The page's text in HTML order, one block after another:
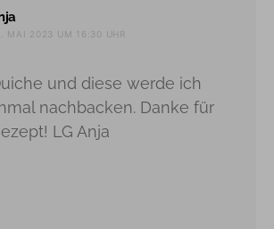
MAI 2023 UM 16:30 UHR
und diese werde ich
nachbacken. Danke für
LG Anja